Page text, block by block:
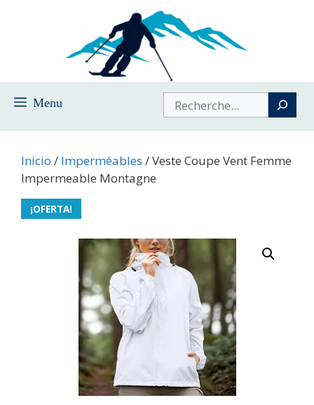
Menu Buscar
Inicio / Imperméables / Veste Coupe Vent Femme
Impermeable Montagne
¡OFERTA!